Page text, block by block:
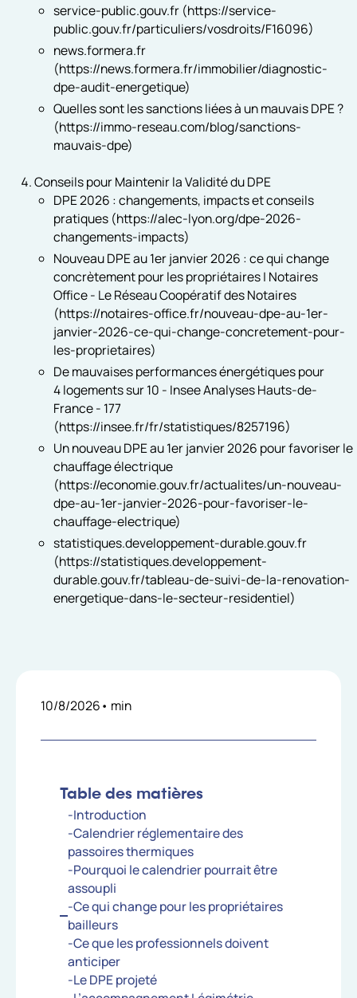
10/8/2026• min
Table des matières
-Introduction
-Calendrier réglementaire des
passoires thermiques
-Pourquoi le calendrier pourrait être
assoupli
-Ce qui change pour les propriétaires
bailleurs
-Ce que les professionnels doivent
anticiper
-Le DPE projeté
service-public.gouv.fr (https://service-
public.gouv.fr/particuliers/vosdroits/F16096)
news.formera.fr
(https://news.formera.fr/immobilier/diagnostic-
dpe-audit-energetique)
Quelles sont les sanctions liées à un mauvais DPE ?
(https://immo-reseau.com/blog/sanctions-
mauvais-dpe)
Conseils pour Maintenir la Validité du DPE
DPE 2026 : changements, impacts et conseils
pratiques (https://alec-lyon.org/dpe-2026-
changements-impacts)
Nouveau DPE au 1er janvier 2026 : ce qui change
concrètement pour les propriétaires | Notaires
Office - Le Réseau Coopératif des Notaires
(https://notaires-office.fr/nouveau-dpe-au-1er-
janvier-2026-ce-qui-change-concretement-pour-
les-proprietaires)
De mauvaises performances énergétiques pour
4 logements sur 10 - Insee Analyses Hauts-de-
France - 177
(https://insee.fr/fr/statistiques/8257196)
Un nouveau DPE au 1er janvier 2026 pour favoriser le
chauffage électrique
(https://economie.gouv.fr/actualites/un-nouveau-
dpe-au-1er-janvier-2026-pour-favoriser-le-
chauffage-electrique)
statistiques.developpement-durable.gouv.fr
(https://statistiques.developpement-
durable.gouv.fr/tableau-de-suivi-de-la-renovation-
energetique-dans-le-secteur-residentiel)